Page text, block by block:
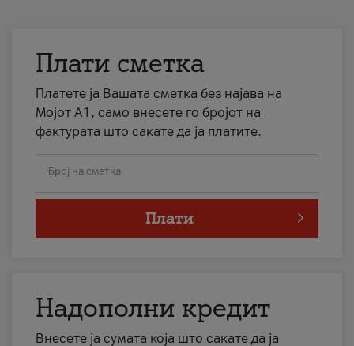
Плати сметка
Платете ја Вашата сметка без најава на
Мојот А1, само внесете го бројот на
фактурата што сакате да ја платите.
Број на сметка
Плати
Надополни кредит
Внесете ја сумата која што сакате да ја